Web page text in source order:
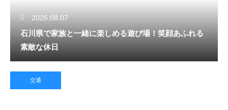
2026.08.07
石川県で家族と一緒に楽しめる遊び場！笑顔あふれる
素敵な休日
交通